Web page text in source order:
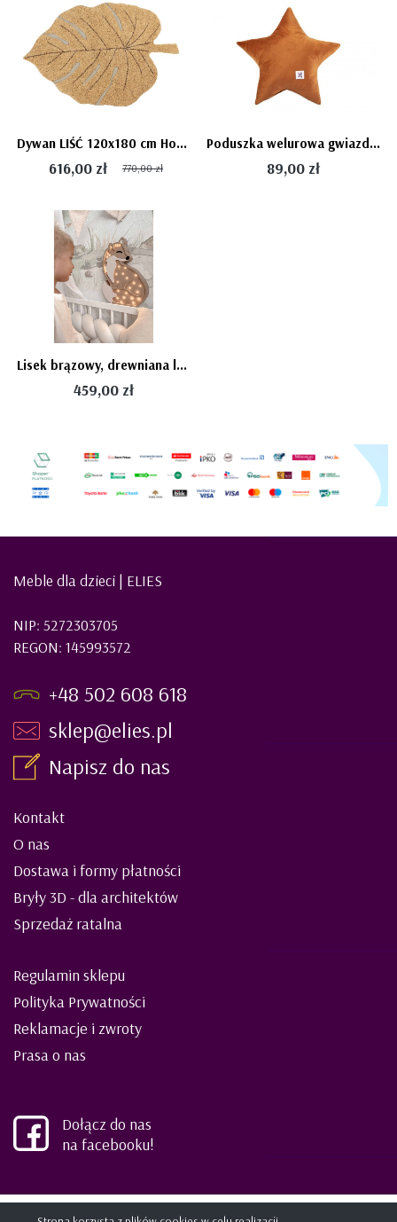
Dywan LIŚĆ 120x180 cm Honey - MONSTERA Leaf
616,00 zł 770,00 zł
Poduszka welurowa gwiazdka - CINNAMON Bellamy
89,00 zł
Lisek brązowy, drewniana lampka Lis Lights My Love lampa dziecięca
459,00 zł
Meble dla dzieci | ELIES
NIP: 5272303705
REGON: 145993572
+48 502 608 618
sklep@elies.pl
Napisz do nas
Kontakt
O nas
Dostawa i formy płatności
Bryły 3D - dla architektów
Sprzedaż ratalna
Regulamin sklepu
Polityka Prywatności
Reklamacje i zwroty
Prasa o nas
Dołącz do nas
na facebooku!
©2021 ELIES meble dla dzieci i młodzieży